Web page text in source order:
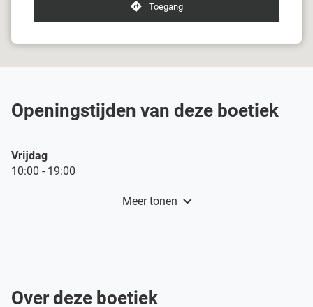
Ile
Toegang
naar
boetiek
Luik-
Openingstijden van deze boetiek
Openingstijden
vandaag
Vrĳdag
10:00 - 19:00
Meer tonen
en
Over deze boetiek